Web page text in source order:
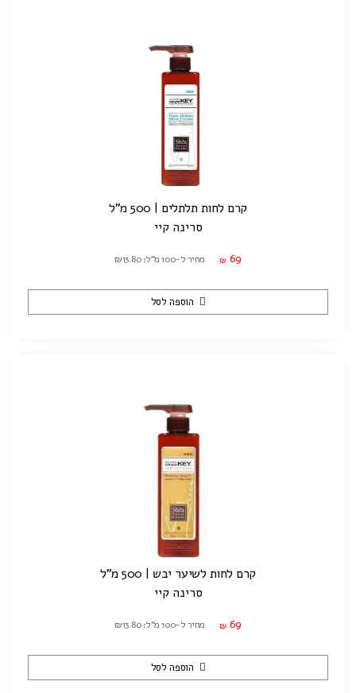
קרם לחות תלתלים | 500 מ"ל
סרינה קיי
₪ 69 מחיר ל-100 מ"ל: ₪13.80
הוספה לסל
קרם לחות לשיער יבש | 500 מ"ל
סרינה קיי
₪ 69 מחיר ל-100 מ"ל: ₪13.80
הוספה לסל